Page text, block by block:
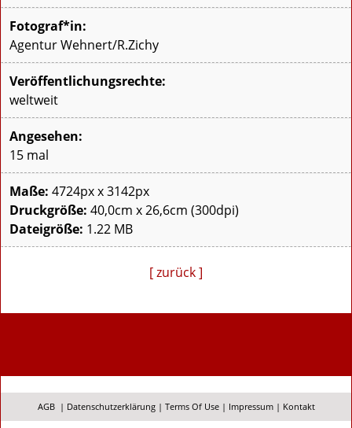
Fotograf*in:
Agentur Wehnert/R.Zichy
Veröffentlichungsrechte:
weltweit
Angesehen:
15 mal
Maße: 4724px x 3142px
Druckgröße: 40,0cm x 26,6cm (300dpi)
Dateigröße: 1.22 MB
[ zurück ]
AGB | Datenschutzerklärung| Terms Of Use| Impressum| Kontakt